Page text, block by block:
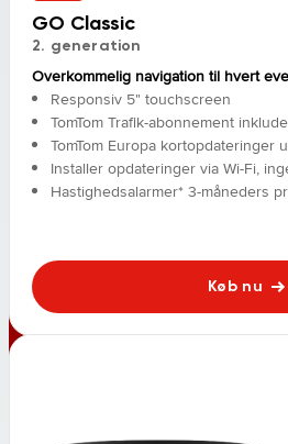
GO Classic
2. generation
Overkommelig navigation til hvert
Responsiv 5" touchscreen
TomTom Trafik-abonnement
TomTom Europa kortopdateringer
Installer opdateringer via Wi-Fi,
Hastighedsalarmer* 3-måneders
Køb nu